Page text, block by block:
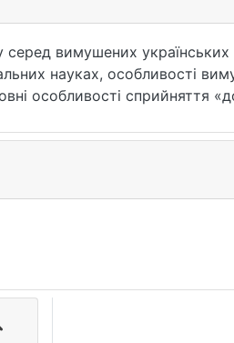
вимушених українських
науках, особливості
особливості сприйняття